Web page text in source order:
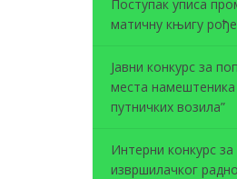
Поступак уписа
матичну књигу
Јавни конкурс за
места
путничких возила”
Интерни конкурс
извршилачког